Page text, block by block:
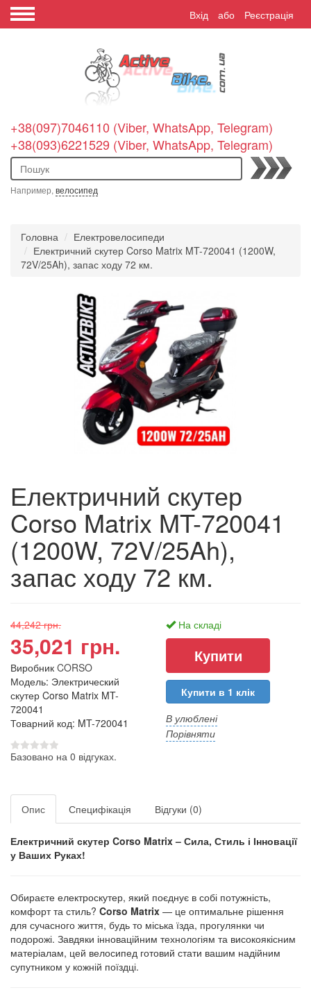
Вхід або Реєстрація
+38(097)7046110 (Viber, WhatsApp, Telegram)
+38(093)6221529 (Viber, WhatsApp, Telegram)
Пошук
Например, велосипед
Головна
Електровелосипеди
Електричний скутер Corso Matrix MT-720041 (1200W,
72V/25Ah), запас ходу 72 км.
Електричний скутер
Corso Matrix MT-720041
(1200W, 72V/25Ah),
запас ходу 72 км.
44,242 грн.
35,021 грн.
Виробник CORSO
Модель: Электрический
скутер Corso Matrix MT-
720041
Товарний код: MT-720041
Базовано на 0 відгуках.
На складі
Купити в 1 клік
В улюблені
Порівняти
Опис Специфікація Відгуки (0)
Електричний скутер Corso Matrix – Сила, Стиль і Інновації
у Ваших Руках!
Обираєте електроскутер, який поєднує в собі потужність,
комфорт та стиль? Corso Matrix — це оптимальне рішення
для сучасного життя, будь то міська їзда, прогулянки чи
подорожі. Завдяки інноваційним технологіям та високоякісним
матеріалам, цей велосипед готовий стати вашим надійним
супутником у кожній поїздці.